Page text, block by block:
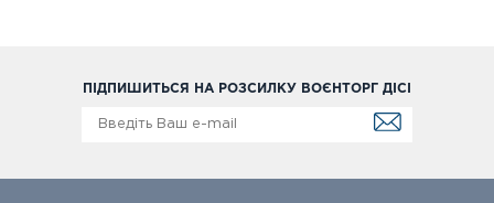
ПІДПИШИТЬСЯ НА РОЗСИЛКУ ВОЄНТОРГ ДІСІ